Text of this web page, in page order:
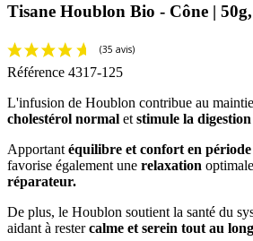
Tisane Houblon Bio - Cône |
Référence 4317-125
L'infusion de Houblon contribue au
cholestérol normal etstimule la digestion
Apportantéquilibre et confort en période
favorise également une relaxation
réparateur.
De plus, le Houblon soutient la santé du
aidant à restercalme et serein tout au